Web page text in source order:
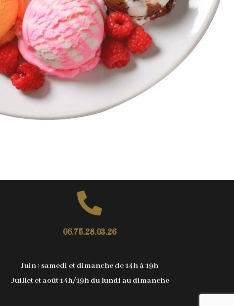
06.75.28.03.26
Juin : samedi et dimanche de 14h à 19h
Juillet et août 14h/19h du lundi au dimanche